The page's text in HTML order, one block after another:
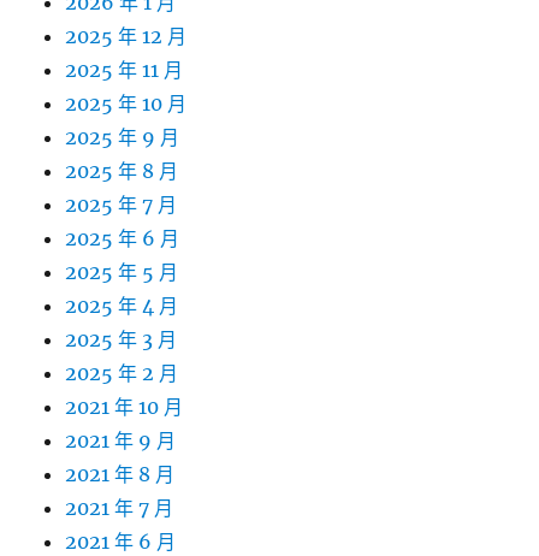
2025 年 12 月
2025 年 11 月
2025 年 10 月
2025 年 9 月
2025 年 8 月
2025 年 7 月
2025 年 6 月
2025 年 5 月
2025 年 4 月
2025 年 3 月
2025 年 2 月
2021 年 10 月
2021 年 9 月
2021 年 8 月
2021 年 7 月
2021 年 6 月